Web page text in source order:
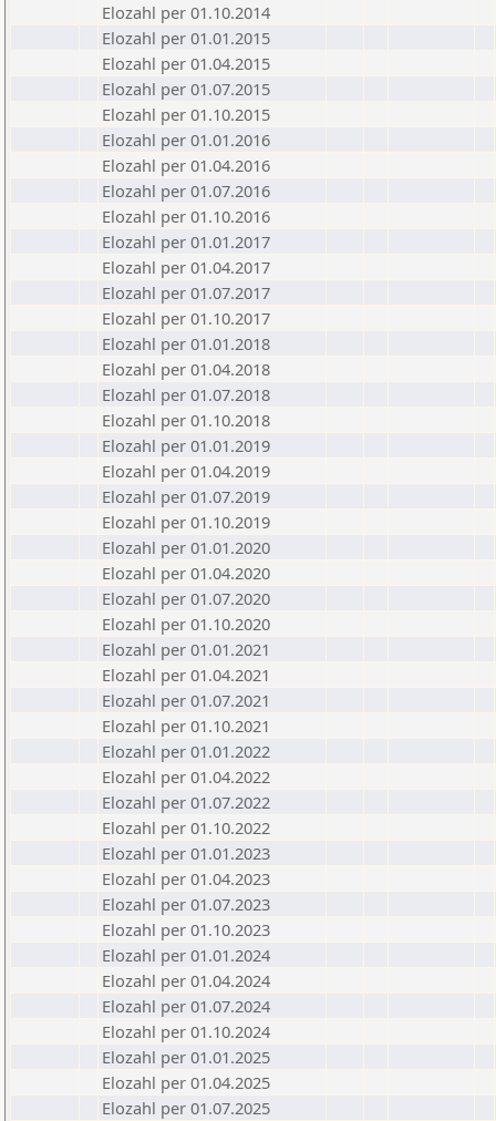
Elozahl per 01.10.2014
Elozahl per 01.01.2015
Elozahl per 01.04.2015
Elozahl per 01.07.2015
Elozahl per 01.10.2015
Elozahl per 01.01.2016
Elozahl per 01.04.2016
Elozahl per 01.07.2016
Elozahl per 01.10.2016
Elozahl per 01.01.2017
Elozahl per 01.04.2017
Elozahl per 01.07.2017
Elozahl per 01.10.2017
Elozahl per 01.01.2018
Elozahl per 01.04.2018
Elozahl per 01.07.2018
Elozahl per 01.10.2018
Elozahl per 01.01.2019
Elozahl per 01.04.2019
Elozahl per 01.07.2019
Elozahl per 01.10.2019
Elozahl per 01.01.2020
Elozahl per 01.04.2020
Elozahl per 01.07.2020
Elozahl per 01.10.2020
Elozahl per 01.01.2021
Elozahl per 01.04.2021
Elozahl per 01.07.2021
Elozahl per 01.10.2021
Elozahl per 01.01.2022
Elozahl per 01.04.2022
Elozahl per 01.07.2022
Elozahl per 01.10.2022
Elozahl per 01.01.2023
Elozahl per 01.04.2023
Elozahl per 01.07.2023
Elozahl per 01.10.2023
Elozahl per 01.01.2024
Elozahl per 01.04.2024
Elozahl per 01.07.2024
Elozahl per 01.10.2024
Elozahl per 01.01.2025
Elozahl per 01.04.2025
Elozahl per 01.07.2025